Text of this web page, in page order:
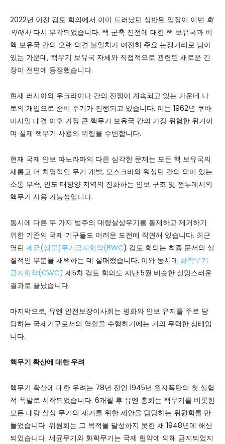
2022년 이전 검토 회의에서 이미 드러났던 상반된 입장이 이번 회
의에서다시 부각되었습니다. 핵 군축 진전에 대한 핵 보유국과 비
핵 보유국 간의 오랜 의견 불일치가 여전히 주요 논쟁거리로 남아
있는 가운데, 핵무기 보유국 자체와 직접적으로 관련된 새로운 긴
장이 전면에 등장했습니다.
현재 러시아와 우크라이나 간의 전쟁이 계속되고 있는 가운데 나
토의 개입으로 준비 주기가 진행되고 있습니다. 이는 1962년 쿠바
미사일 대결 이후 가장 큰 핵무기 보유국 간의 가장 위험한 위기이
며 실제 핵무기 사용의 위험을 수반합니다.
현재 국제 안보 파노라마의 다른 심각한 문제는 모든 핵 보유국의
새롭고 더 치명적인 무기 개발, 모스크바와 워싱턴 간의 의미 있는
소통 부족, 인도 태평양 지역의 진화하는 안보 구조 및 전투에서의
핵무기 사용 가능성입니다.
동시에 다른 두 가지 범주의 대량살상무기를 통제하고 제거하기
위한 기존의 국제 기구들도 어려운 도전에 직면해 있습니다. 최근
열린 세균(생물)무기금지협약(BWC) 검토 회의는 최종 문서의 실
질적인 부분을 채택하는 데 실패했습니다. 이와 동시에 화학무기
금지협약(CWC) 제5차 검토 회의도 지난 5월 비슷한 실망스러운
결과로 끝났습니다.
마지막으로, 유엔 안전보장이사회는 평화와 안보 유지를 주로 담
당하는 국제기구로서의 역할을 수행하기에는 거의 무력한 상태입
니다.
핵무기 확산에 대한 우려
핵무기 확산에 대한 우려는 78년 전인 1945년 원자폭탄의 첫 실험
적 폭발로 시작되었습니다. 6개월 후 유엔 총회는 핵무기를 비롯한
모든 대량 살상 무기의 제거를 위한 제안을 담당하는 위원회를 만
들었습니다. 위원회는 그 목적을 달성하지 못한 채 1948년에 해산
되었습니다. 세균무기와 화학무기는 국제 협약에 의해 금지되었지